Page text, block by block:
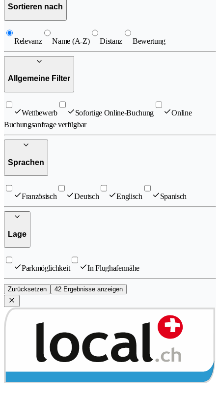
Sortieren nach
Relevanz Name (A-Z) Distanz Bewertung
Allgemeine Filter
Wettbewerb Sofortige Online-Buchung
Online
Buchungsanfrage verfügbar
Sprachen
Französisch Deutsch Englisch Spanisch
Lage
Parkmöglichkeit In Flughafennähe
Zurücksetzen 42 Ergebnisse anzeigen